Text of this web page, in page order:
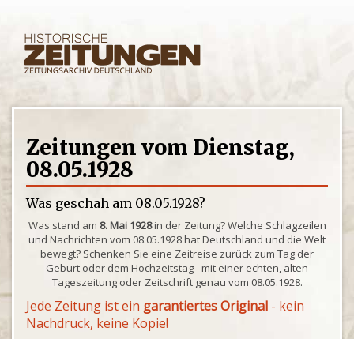
Zeitungen vom Dienstag,
08.05.1928
Was geschah am 08.05.1928?
Was stand am 8. Mai 1928in der Zeitung? Welche Schlagzeilen
und Nachrichten vom 08.05.1928 hat Deutschland und die Welt
bewegt? Schenken Sie eine Zeitreise zurück zum Tag der
Geburt oder dem Hochzeitstag - mit einer echten, alten
Tageszeitung oder Zeitschrift genau vom 08.05.1928.
Jede Zeitung ist ein garantiertes Original - kein
Nachdruck, keine Kopie!